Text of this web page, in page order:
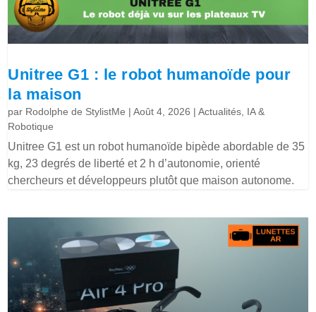
Unitree G1 : le robot humanoïde pour
la maison
par Rodolphe de StylistMe |Août 4, 2026 |Actualités, IA &
Robotique
Unitree G1 est un robot humanoïde bipède abordable de 35
kg, 23 degrés de liberté et 2 h d’autonomie, orienté
chercheurs et développeurs plutôt que maison autonome.